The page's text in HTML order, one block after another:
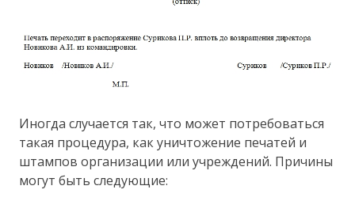
Иногда случается так, что может потребоваться
такая процедура, как уничтожение печатей и
штампов организации или учреждений. Причины
могут быть следующие: